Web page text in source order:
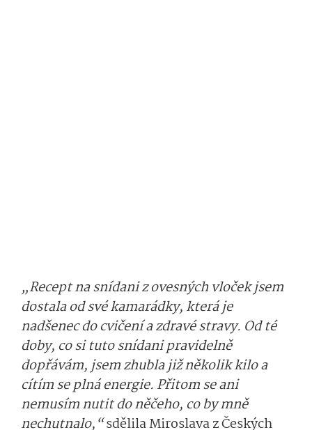
„Recept na snídani z ovesných vloček jsem
dostala od své kamarádky, která je
nadšenec do cvičení a zdravé stravy. Od té
doby, co si tuto snídani pravidelně
dopřávám, jsem zhubla již několik kilo a
cítím se plná energie. Přitom se ani
nemusím nutit do něčeho, co by mně
nechutnalo,“sdělila Miroslava z Českých